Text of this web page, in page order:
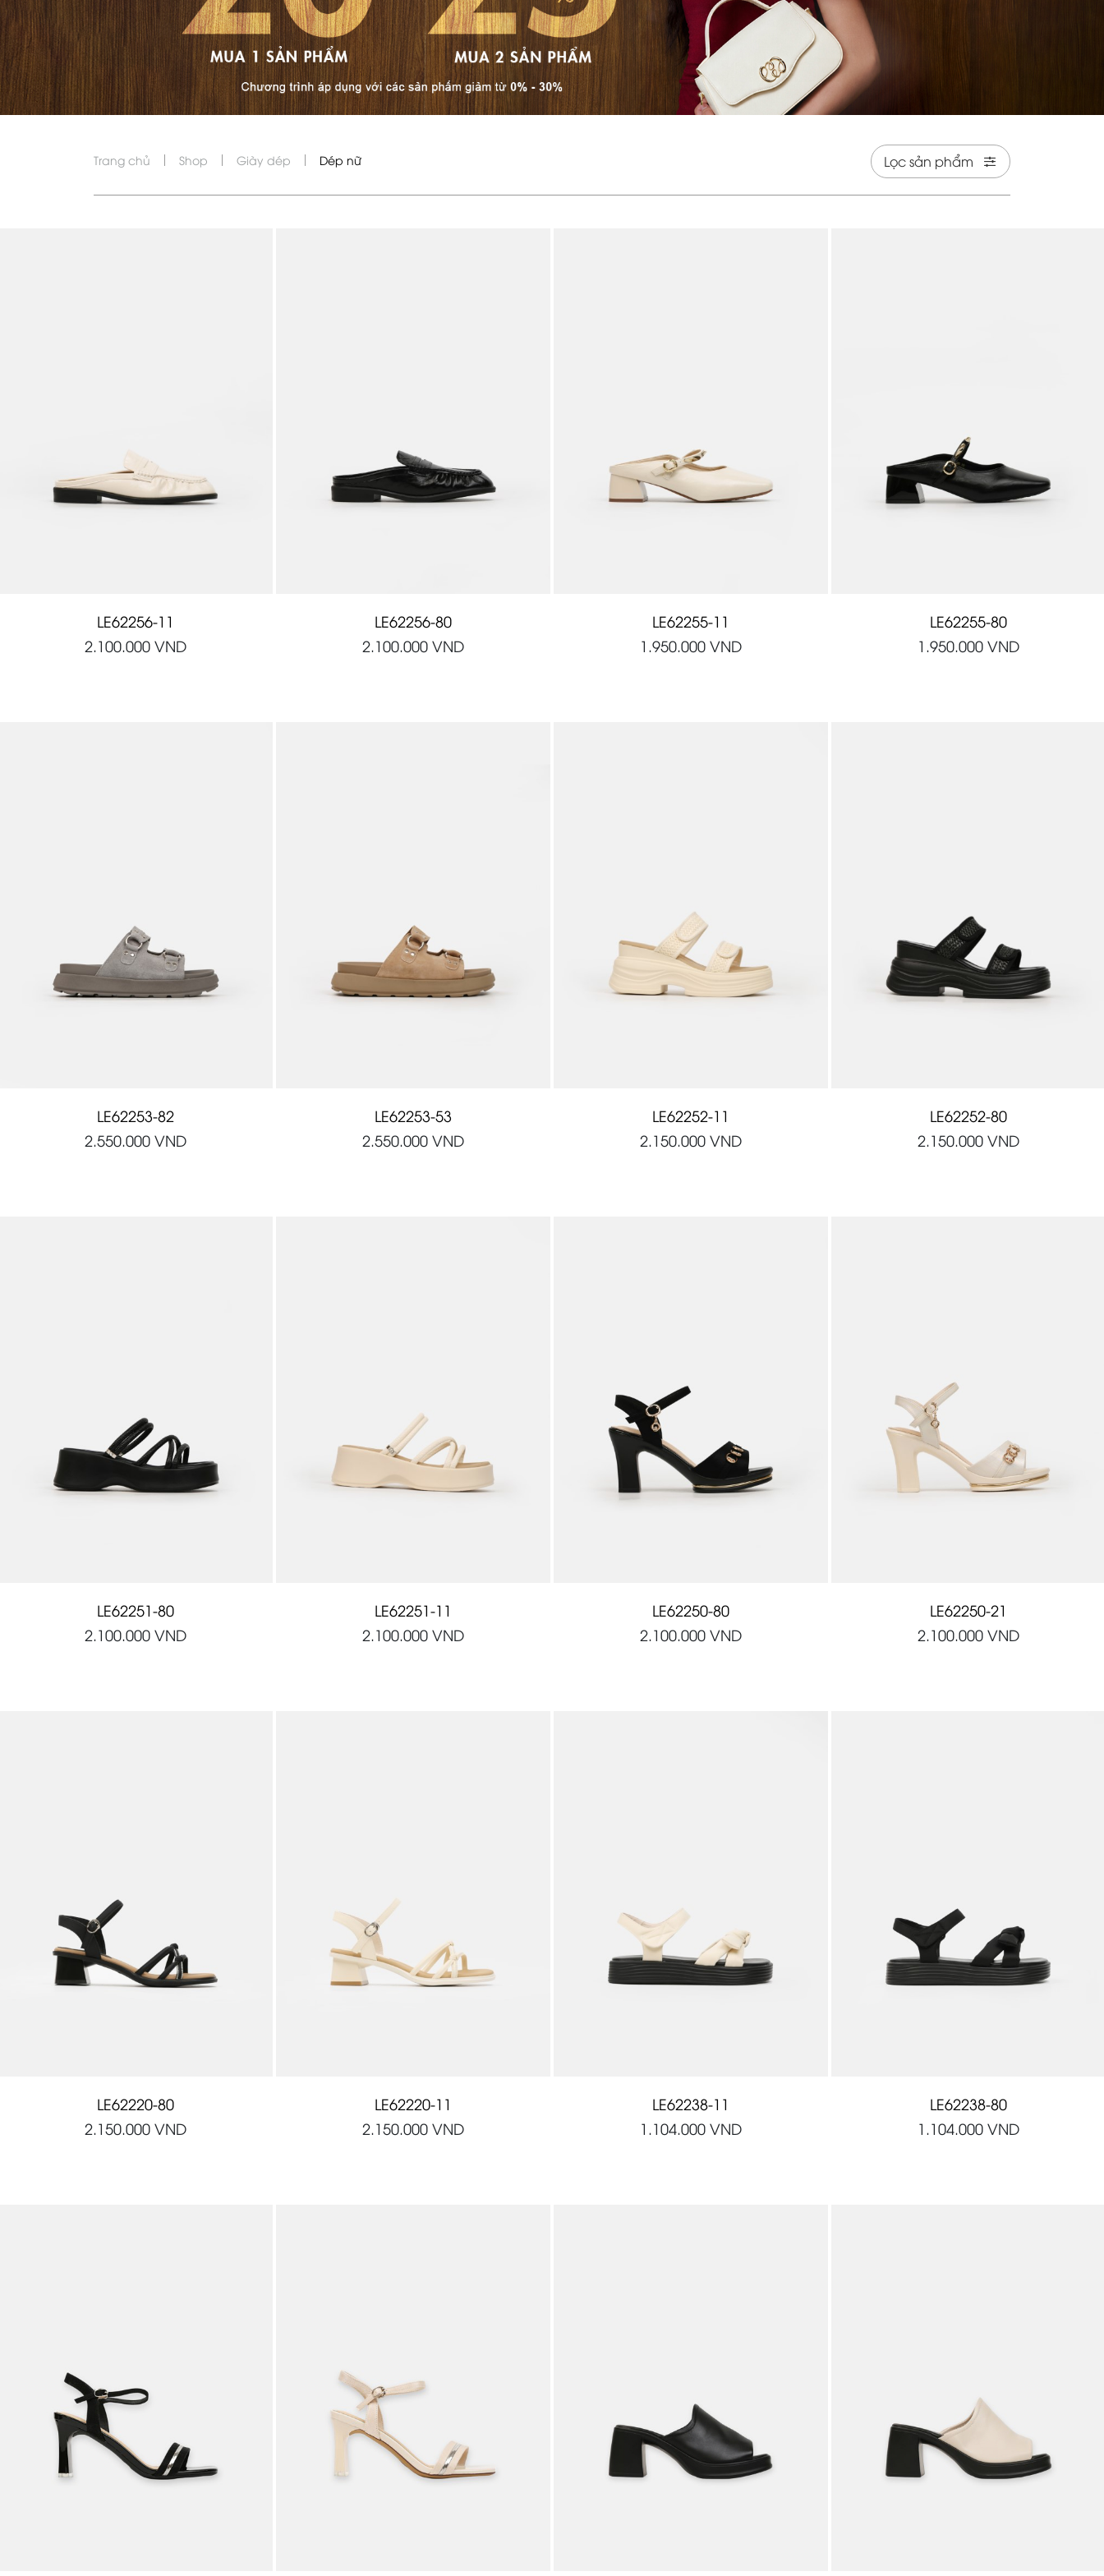
Trang chủ Shop Giày dép Dép nữ Lọc sản phẩm
LE62256-11
2.100.000 VND
LE62256-80
2.100.000 VND
LE62255-11
1.950.000 VND
LE62255-80
1.950.000 VND
LE62253-82
2.550.000 VND
LE62253-53
2.550.000 VND
LE62252-11
2.150.000 VND
LE62252-80
2.150.000 VND
LE62251-80
2.100.000 VND
LE62251-11
2.100.000 VND
LE62250-80
2.100.000 VND
LE62250-21
2.100.000 VND
LE62220-80
2.150.000 VND
LE62220-11
2.150.000 VND
LE62238-11
1.104.000 VND
LE62238-80
1.104.000 VND